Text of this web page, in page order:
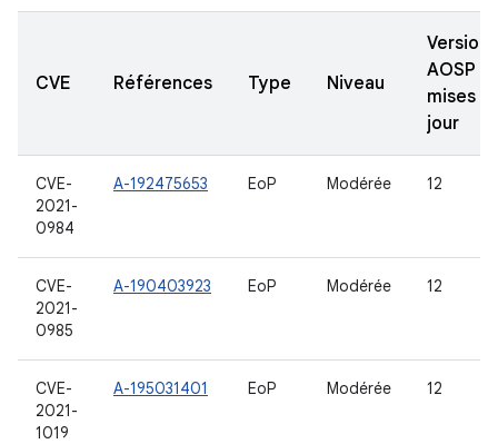
CVE Références Type Niveau
Versions
AOSP
mises à
jour
CVE-
2021-
0984
A-192475653 EoP Modérée 12
CVE-
2021-
0985
A-190403923 EoP Modérée 12
CVE-
2021-
1019
A-195031401 EoP Modérée 12